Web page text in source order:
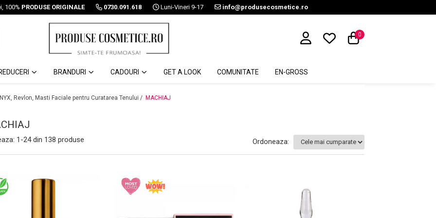
100% PRODUSE ORIGINALE 0730.091.618 Luni-Vineri 9-17 info@produsecosmetice.ro
0
BRANDURI CADOURI GET A LOOK COMUNITATE EN-GROSS
Revlon, Masti Faciale pentru Curatarea Tenului / MACHIAJ
1-24din 138 produse Ordoneaza: